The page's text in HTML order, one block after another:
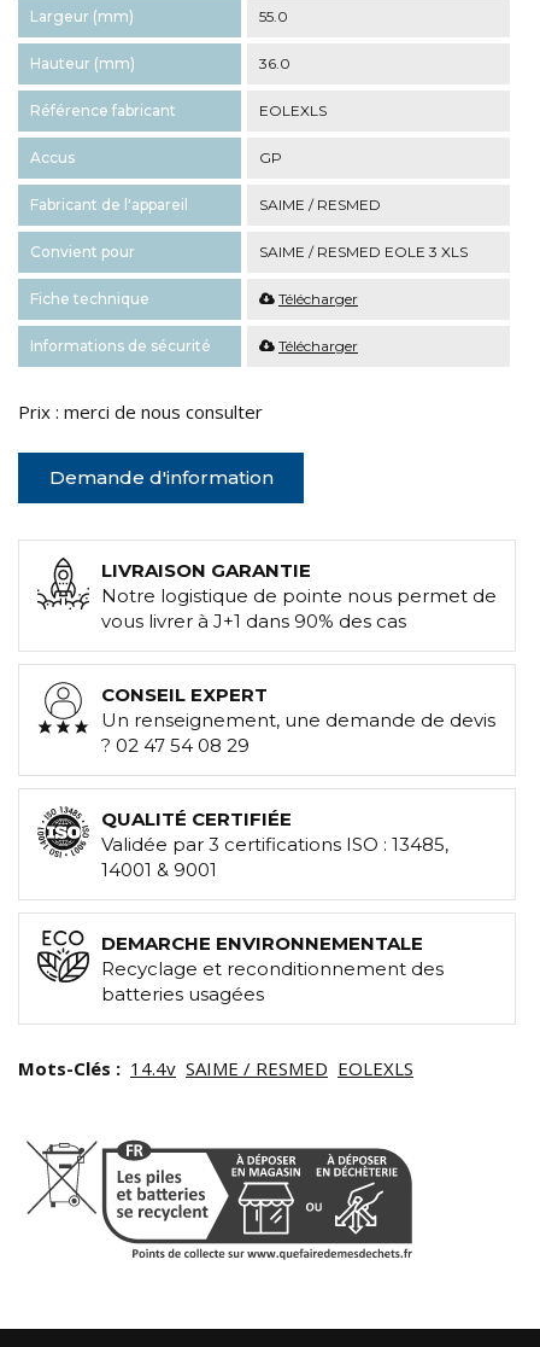
Largeur (mm) 55.0
Hauteur (mm) 36.0
Référence fabricant EOLEXLS
Accus GP
Fabricant de l'appareil SAIME / RESMED
Convient pour SAIME / RESMED EOLE 3 XLS
Fiche technique Télécharger
Informations de sécurité Télécharger
Prix : merci de nous consulter
Demande d'information
LIVRAISON GARANTIE
Notre logistique de pointe nous permet de
vous livrer à J+1 dans 90% des cas
CONSEIL EXPERT
Un renseignement, une demande de devis
? 02 47 54 08 29
QUALITÉ CERTIFIÉE
Validée par 3 certifications ISO : 13485,
14001 & 9001
DEMARCHE ENVIRONNEMENTALE
Recyclage et reconditionnement des
batteries usagées
Mots-Clés : 14.4v SAIME / RESMED EOLEXLS